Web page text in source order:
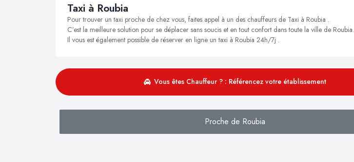
Taxi à Roubia
Pour trouver un taxi proche de chez vous, faites appel à un des chauffeurs de Taxi à Roubia .
C’est la meilleure solution pour se déplacer sans soucis et en tout confort dans toute la ville de Roubia.
Il vous est également possible de réserver en ligne un taxi à Roubia 24h/7j .
Vous êtes Chauffeur ? : Référencez votre établissement
Proche de Roubia